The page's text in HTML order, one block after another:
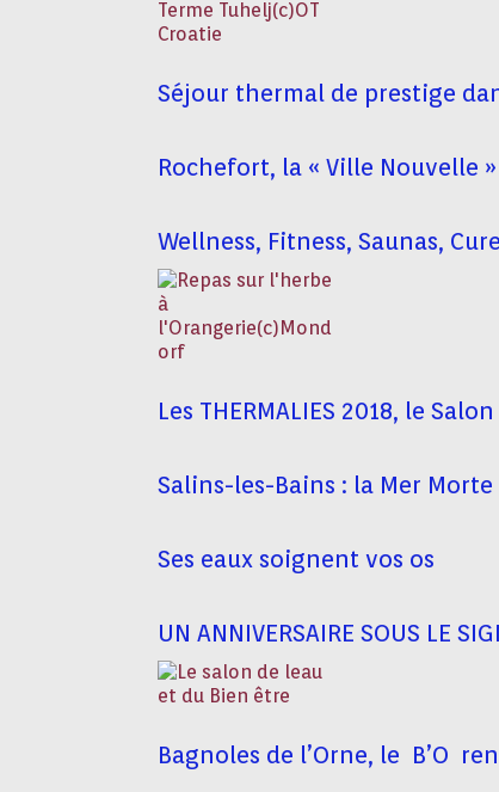
Séjour thermal de prestige
Rochefort, la « Ville Nouvelle
Wellness, Fitness, Saunas,
Les THERMALIES 2018, le
Salins-les-Bains : la Mer Morte
Ses eaux soignent vos os
UN ANNIVERSAIRE SOUS LE
Bagnoles de l’Orne, le B’O